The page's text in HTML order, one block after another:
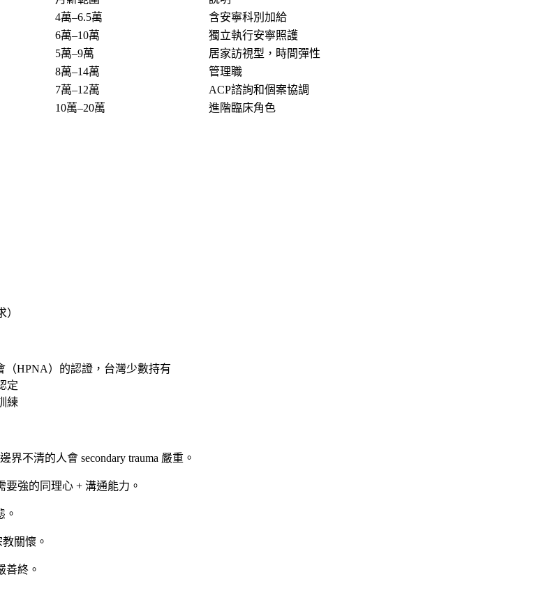
4萬–6.5萬
含安寧科別加給
6萬–10萬
獨立執行安寧照護
5萬–9萬
居家訪視型，時間彈性
8萬–14萬
管理職
7萬–12萬
ACP諮詢和個案協調
10萬–20萬 進階臨床角色
（HPNA）的認證，台灣少數持有
定
練
不清的人會 secondary trauma 嚴重。
強的同理心 + 溝通能力。
。
關懷。
善終。